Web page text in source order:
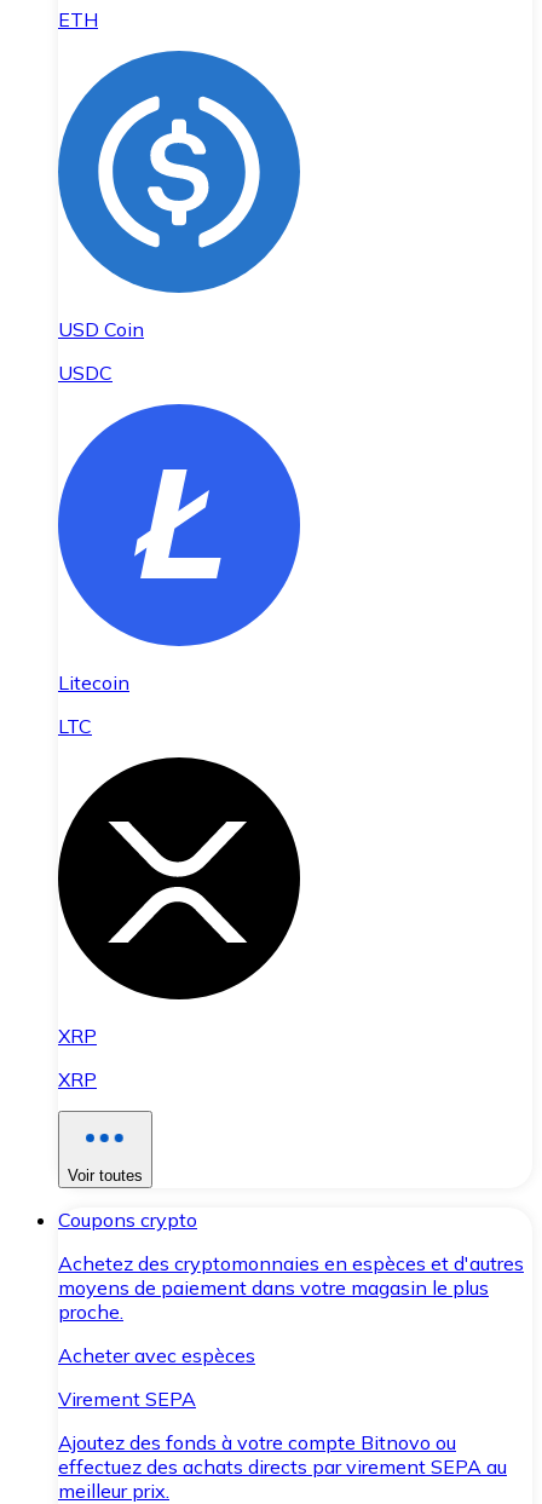
ETH
USD Coin
USDC
Litecoin
LTC
XRP
XRP
Voir toutes
Coupons crypto
Achetez des cryptomonnaies en espèces et d'autres
moyens de paiement dans votre magasin le plus
proche.
Acheter avec espèces
Virement SEPA
Ajoutez des fonds à votre compte Bitnovo ou
effectuez des achats directs par virement SEPA au
meilleur prix.